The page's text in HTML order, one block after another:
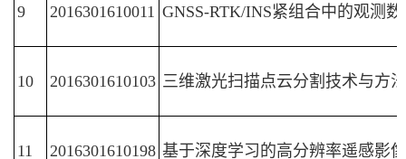
9 2016301610011 GNSS-RTK/INS紧组合中的观测
10 2016301610103 三维激光扫描点云分割技术与方法
11 2016301610198 基于深度学习的高分辨率遥感影